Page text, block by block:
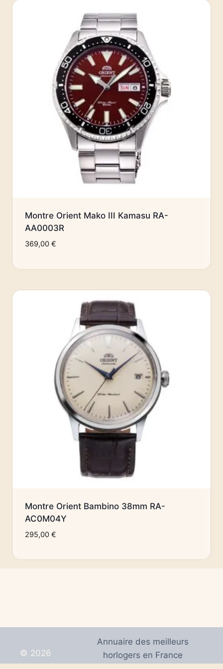
Montre Orient Mako III Kamasu RA-
AA0003R
369,00 €
Montre Orient Bambino 38mm RA-
AC0M04Y
295,00 €
© 2026
Univers de
Annuaire des meilleurs
horlogers en France